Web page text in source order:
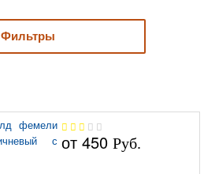
Фильтры
от450 Руб.